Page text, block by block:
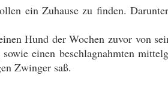
ein Zuhause zu finden.
Hund der Wochen zuvor von
einen beschlagnahmten
Zwinger saß.